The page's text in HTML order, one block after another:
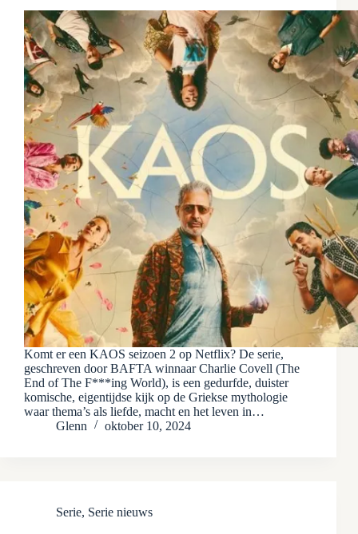
Komt er een KAOS seizoen 2 op Netflix? De serie,
geschreven door BAFTA winnaar Charlie Covell (The
End of The F***ing World), is een gedurfde, duister
komische, eigentijdse kijk op de Griekse mythologie
waar thema’s als liefde, macht en het leven in…
Glenn
oktober 10, 2024
Serie, Serie nieuws